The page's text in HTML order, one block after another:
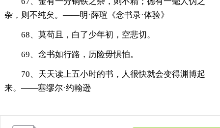
杂，则不纯矣。——明·薛瑄《念书录·体验》
68、莫苟且，白了少年初，空悲切。
69、念书如行路，历险毋惧怕。
70、天天读上五小时的书，人很快就会变得渊博起
来。——塞缪尔·约翰逊